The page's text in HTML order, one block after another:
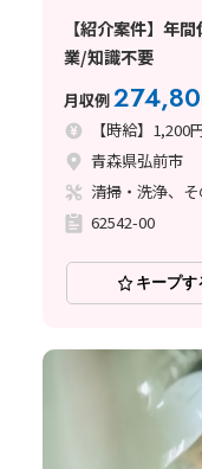
【紹介案件】年
業/知識不要
月収例
【時給】1,200
青森県弘前市
清掃・洗浄、
62542-00
キープす